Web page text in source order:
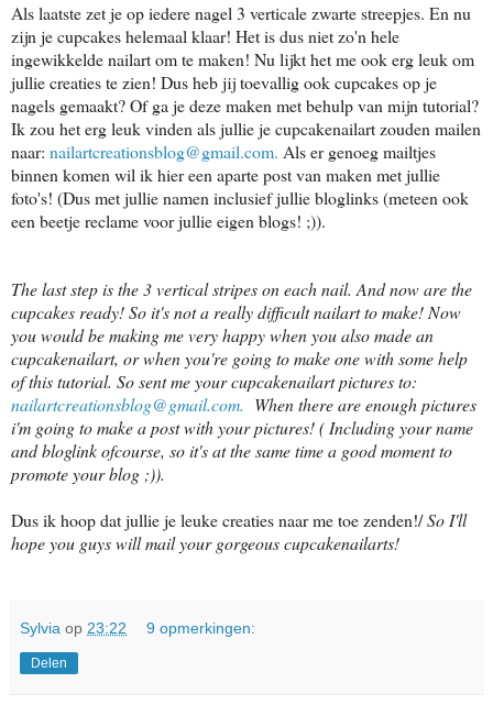
Als laatste zet je op iedere nagel 3 verticale zwarte streepjes. En nu
zijn je cupcakes helemaal klaar! Het is dus niet zo'n hele
ingewikkelde nailart om te maken! Nu lijkt het me ook erg leuk om
jullie creaties te zien! Dus heb jij toevallig ook cupcakes op je
nagels gemaakt? Of ga je deze maken met behulp van mijn tutorial?
Ik zou het erg leuk vinden als jullie je cupcakenailart zouden mailen
naar: nailartcreationsblog@gmail.com. Als er genoeg mailtjes
binnen komen wil ik hier een aparte post van maken met jullie
foto's! (Dus met jullie namen inclusief jullie bloglinks (meteen ook
een beetje reclame voor jullie eigen blogs! ;)).
The last step is the 3 vertical stripes on each nail. And now are the
cupcakes ready! So it's not a really difficult nailart to make! Now
you would be making me very happy when you also made an
cupcakenailart, or when you're going to make one with some help
of this tutorial. So sent me your cupcakenailart pictures to:
nailartcreationsblog@gmail.com. When there are enough pictures
i'm going to make a post with your pictures! ( Including your name
and bloglink ofcourse, so it's at the same time a good moment to
promote your blog ;)).
Dus ik hoop dat jullie je leuke creaties naar me toe zenden!/So I'll
hope you guys will mail your gorgeous cupcakenailarts!
Sylvia op 23:22 9 opmerkingen:
Delen